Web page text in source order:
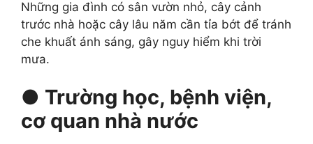
Những gia đình có sân vườn nhỏ, cây cảnh
trước nhà hoặc cây lâu năm cần tỉa bớt để tránh
che khuất ánh sáng, gây nguy hiểm khi trời
mưa.
● Trường học, bệnh viện,
cơ quan nhà nước